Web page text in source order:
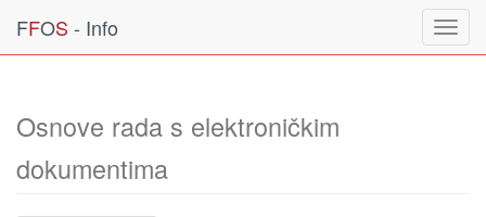
FFOS - Info
Osnove rada s elektroničkim
dokumentima